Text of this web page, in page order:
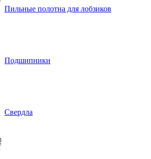
Пильные полотна для лобзиков
Подшипники
Свердла